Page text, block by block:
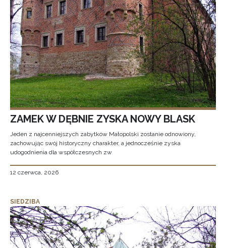
ZAMEK W DĘBNIE ZYSKA NOWY BLASK
Jeden z najcenniejszych zabytków Małopolski zostanie odnowiony,
zachowując swój historyczny charakter, a jednocześnie zyska
udogodnienia dla współczesnych zw
12 czerwca, 2026
SIEDZIBA